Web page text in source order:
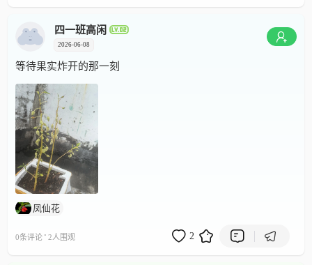
四一班高闲
2026-06-08
等待果实炸开的那一刻
凤仙花
0条评论 · 2人围观 2